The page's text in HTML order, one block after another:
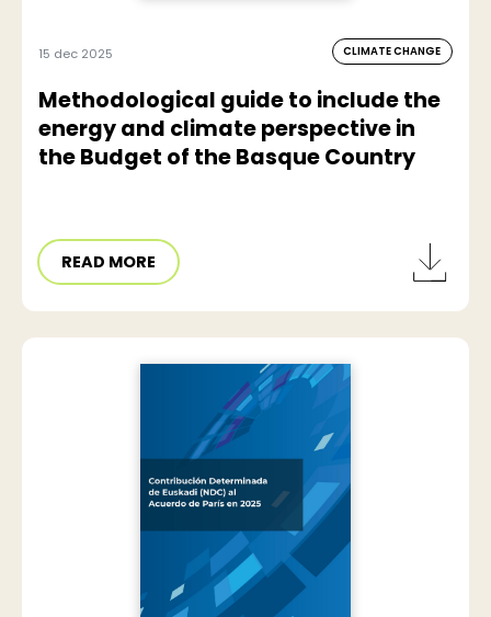
15 dec 2025 CLIMATE CHANGE
Methodological guide to include the
energy and climate perspective in
the Budget of the Basque Country
READ MORE